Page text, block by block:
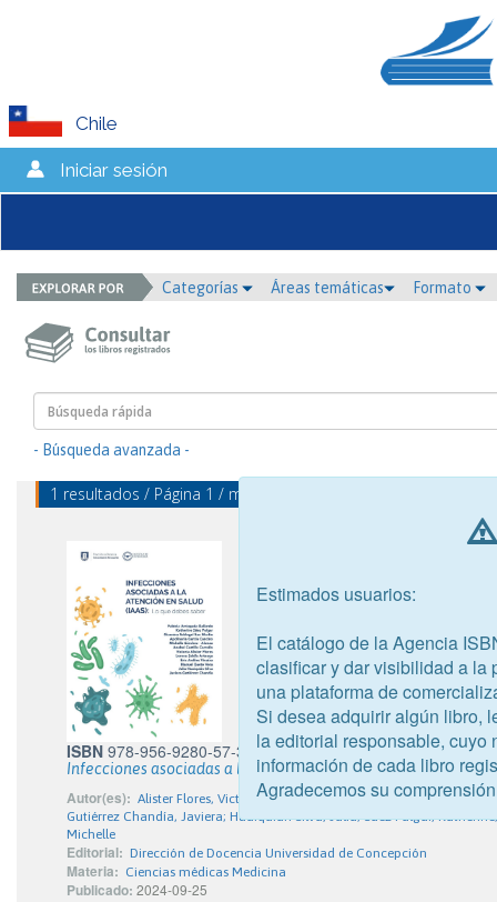
Chile
Iniciar sesión
Categorías Áreas temáticas Formato
- Búsqueda avanzada -
1 resultados / Página 1 / mostrando 1 - 1
ISBN 978-956-9280-57-3
Infecciones asociadas a la atención en salud (IAAS): Lo que
Autor(es): Alister Flores, Victoria; Ardiles Vinaixa, Eric; Arriagada
Gutiérrez Chandía, Javiera; Huaiquián Silva, Julia; Sáez Pulgar,
Michelle
Editorial: Dirección de Docencia Universidad de Concepción
Materia: Ciencias médicas Medicina
Publicado: 2024-09-25
Estimados usuarios:
El catálogo de la Agencia
clasificar y dar visibilidad a la
una plataforma de
Si desea adquirir algún libro,
la editorial responsable, cuyo
información de cada libro
Agradecemos su